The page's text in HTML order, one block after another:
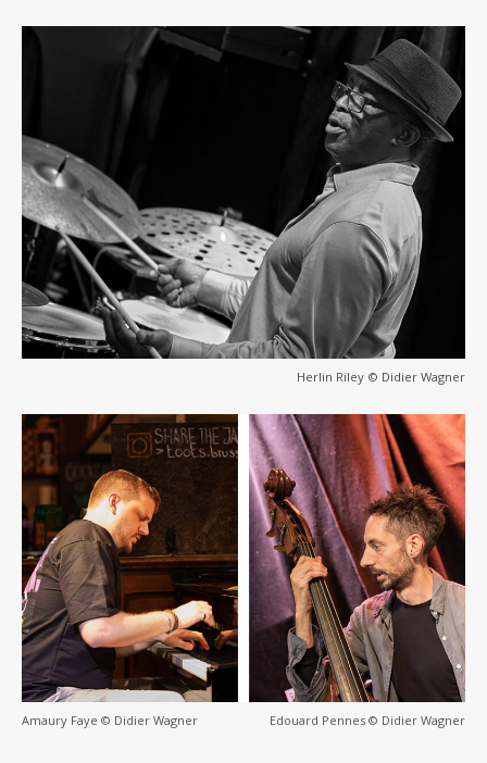
Herlin Riley © Didier Wagner
Amaury Faye © Didier Wagner Edouard Pennes © Didier Wagner